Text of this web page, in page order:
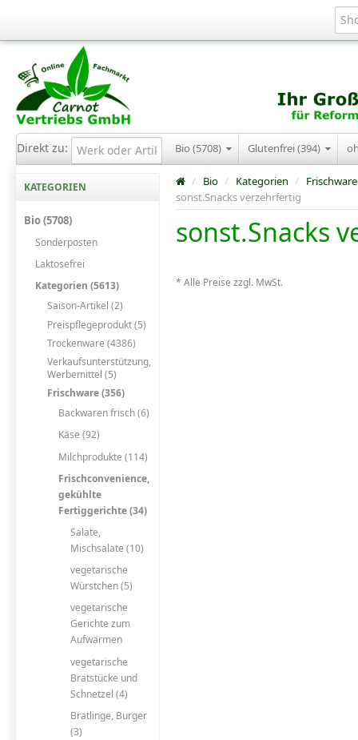
Direkt zu: Bio (5708) Glutenfrei (394)
KATEGORIEN
Bio (5708)
Sonderposten
Laktosefrei
Kategorien (5613)
Saison-Artikel (2)
Preispflegeprodukt (5)
Trockenware (4386)
Verkaufsunterstützung,
Werbemittel (5)
Frischware (356)
Backwaren frisch (6)
Käse (92)
Milchprodukte (114)
Frischconvenience,
gekühlte
Fertiggerichte (34)
Salate,
Mischsalate (10)
vegetarische
Würstchen (5)
vegetarische
Gerichte zum
Aufwärmen
vegetarische
Bratstücke und
Schnetzel (4)
Bratlinge, Burger
(3)
/ Bio / Kategorien / Frischware
sonst.Snacks verzehrfertig
sonst.Snacks
* Alle Preise zzgl. MwSt.